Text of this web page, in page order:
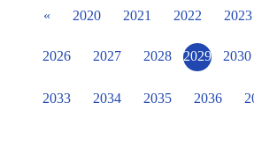
« 2020 2021 2022 2023
2026 2027 2028 2029 2030
2033 2034 2035 2036